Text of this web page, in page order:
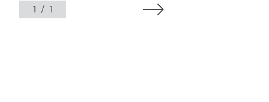
1 / 1